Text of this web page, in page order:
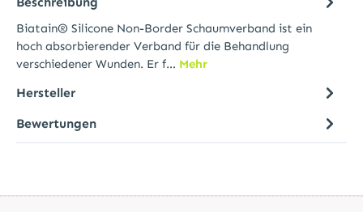
Biatain® Silicone Non-Border Schaumverband ist ein
hoch absorbierender Verband für die Behandlung
verschiedener Wunden. Er f… Mehr
Hersteller
Bewertungen